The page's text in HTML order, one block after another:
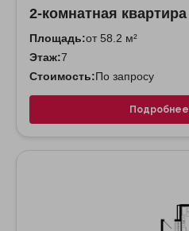
2-комнатная квартира
Площадь:от 58.2 м²
Этаж:7
Стоимость:По запросу
Подробнее